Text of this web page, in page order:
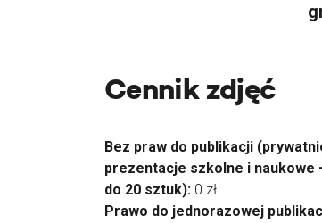
Cennik zdjęć
Bez praw do publikacji
prezentacje szkolne i naukowe
do 20 sztuk): 0 zł
Prawo do jednorazowej